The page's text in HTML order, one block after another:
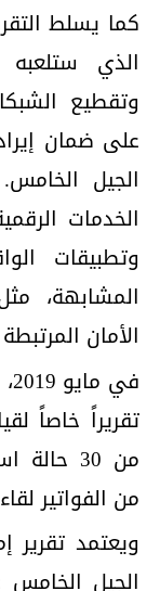
كما يسلط
الذي ستلعبه
وتقطيع
على ضمان
الجيل
الخدمات
وتطبيقات
المشابهة،
الأمان
تقريراً خاصاً
من 30
من الفواتير
ويعتمد تقرير
الجيل